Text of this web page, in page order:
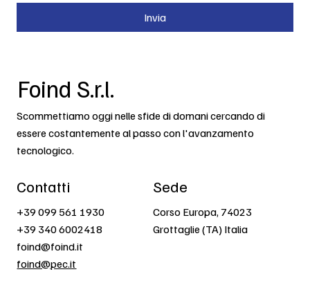
Invia
Foind S.r.l.
Scommettiamo oggi nelle sfide di domani cercando di
essere costantemente al passo con l'avanzamento
tecnologico.
Contatti
+39 099 561 1930
+39 340 6002418
foind@foind.it
foind@pec.it
Sede
Corso Europa, 74023
Grottaglie (TA) Italia